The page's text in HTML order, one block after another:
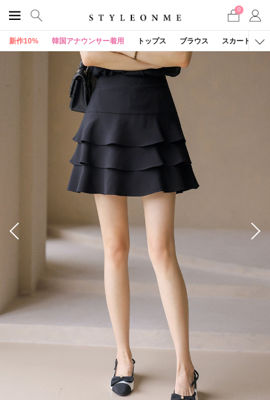
0
新作10% 韓国アナウンサー着用 トップス ブラウス スカート